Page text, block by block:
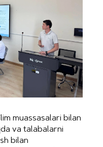
muassasalari bilan
va talabalarni
bilan